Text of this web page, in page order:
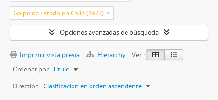
Golpe de Estado en Chile (1973)
Opciones avanzadas de búsqueda
Imprimir vista previa Hierarchy
Ver :
Ordenar por: Título
Direction: Clasificación en orden ascendente